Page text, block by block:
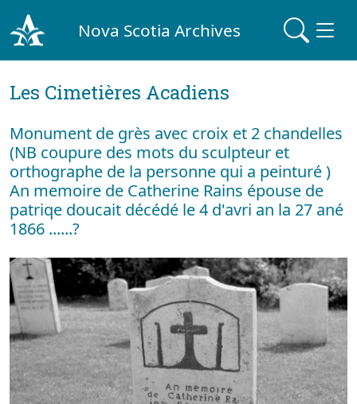
Nova Scotia Archives
Les Cimetières Acadiens
Monument de grès avec croix et 2 chandelles
(NB coupure des mots du sculpteur et
orthographe de la personne qui a peinturé )
An memoire de Catherine Rains épouse de
patriqe doucait décédé le 4 d'avri an la 27 ané
1866 ......?